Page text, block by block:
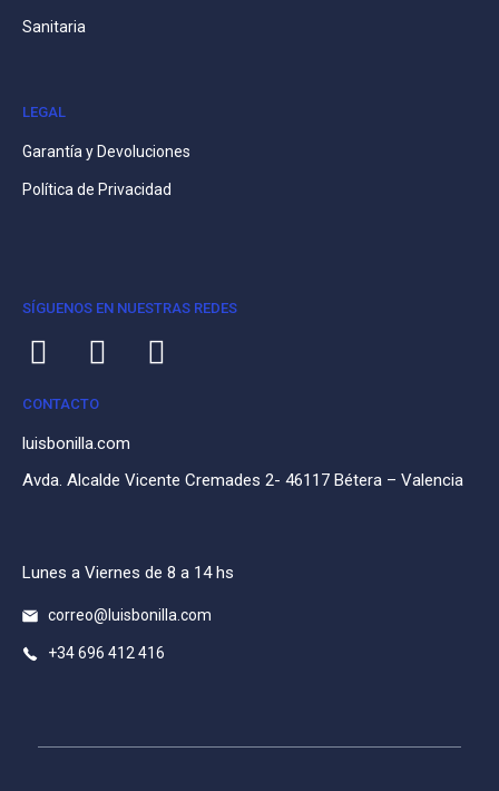
Sanitaria
LEGAL
Garantía y Devoluciones
Política de Privacidad
SÍGUENOS EN NUESTRAS REDES
CONTACTO
luisbonilla.com
Avda. Alcalde Vicente Cremades 2- 46117 Bétera – Valencia
Lunes a Viernes de 8 a 14 hs
correo@luisbonilla.com
+34 696 412 416